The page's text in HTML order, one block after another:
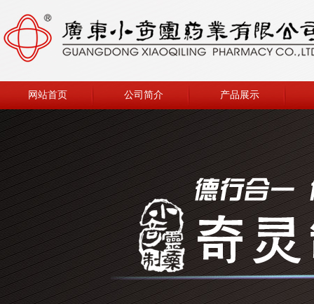
网站首页 公司简介 产品展示